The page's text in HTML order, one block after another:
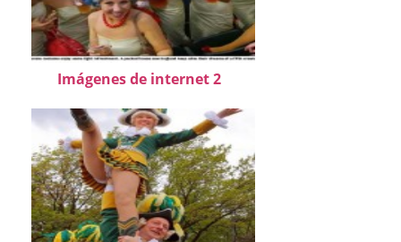
Imágenes de internet 2